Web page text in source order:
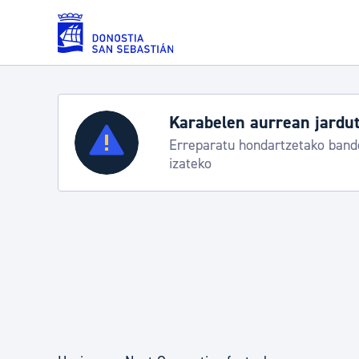
Eduki nagusira joan
Zerbitzuak
Errolda eta gai pertsonalak
Aste Nagusia 2026:
Abuztuak 8-15